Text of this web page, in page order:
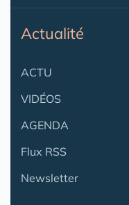
Actualité
ACTU
VIDÉOS
AGENDA
Flux RSS
Newsletter